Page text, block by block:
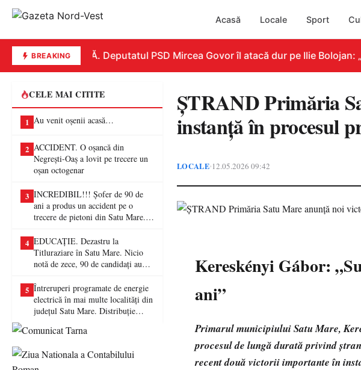
Acasă Locale Sport
BREAKING
REPLICĂ. Deputatul PSD Mircea Govor îl atacă dur pe Ilie Bolojan:
CELE MAI CITITE
1 Au venit oșenii acasă…
2 ACCIDENT. O oșancă din
Negrești-Oaș a lovit pe trecere un
oșan octogenar
3 INCREDIBIL!!! Șofer de 90 de
ani a produs un accident pe o
trecere de pietoni din Satu Mare. O
4 EDUCAȚIE. Dezastru la
Titluraziare în Satu Mare. Nicio
notă de zece, 90 de candidați au
5 Întreruperi programate de energie
electrică în mai multe localități din
județul Satu Mare. Distribuție
lucrări la rețea
ȘTRAND Primăria
instanță în procesul
LOCALE•12.05.2026 09:42
Kereskényi Gábor:
ani”
Primarul municipiului Satu Mare,
procesul de lungă durată privind
recent două victorii importante în